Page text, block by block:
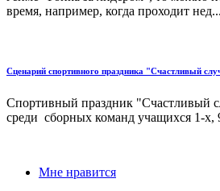
время, например, когда проходит нед...
Сценарий спортивного праздника "Счастливый
Спортивный праздник "Счастливый
среди сборных команд учащихся 1-х,
Мне нравится